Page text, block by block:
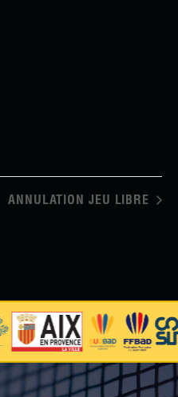
ANNULATION JEU LIBRE